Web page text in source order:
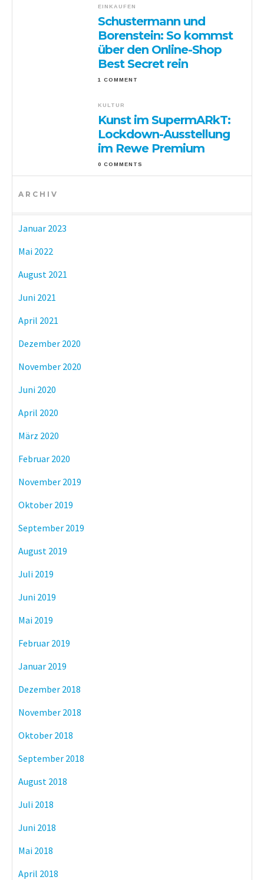
EINKAUFEN
Schustermann und
Borenstein: So kommst
über den Online-Shop
Best Secret rein
1 COMMENT
KULTUR
Kunst im SupermARkT:
Lockdown-Ausstellung
im Rewe Premium
0 COMMENTS
ARCHIV
Januar 2023
Mai 2022
August 2021
Juni 2021
April 2021
Dezember 2020
November 2020
Juni 2020
April 2020
März 2020
Februar 2020
November 2019
Oktober 2019
September 2019
August 2019
Juli 2019
Juni 2019
Mai 2019
Februar 2019
Januar 2019
Dezember 2018
November 2018
Oktober 2018
September 2018
August 2018
Juli 2018
Juni 2018
Mai 2018
April 2018